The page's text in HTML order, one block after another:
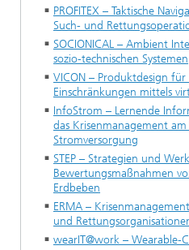
PROFITEX – Taktische
Such- und
SOCIONICAL – Ambient
sozio-technischen Systemen
VICON – Produktdesign
Einschränkungen mittels
InfoStrom – Lernende
das Krisenmanagement am
Stromversorgung
STEP – Strategien und
Bewertungsmaßnahmen
Erdbeben
ERMA –
und
wearIT@work – Wearable-